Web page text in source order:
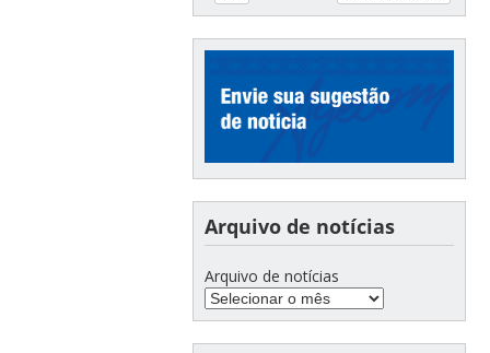
Arquivo de notícias
Arquivo de notícias